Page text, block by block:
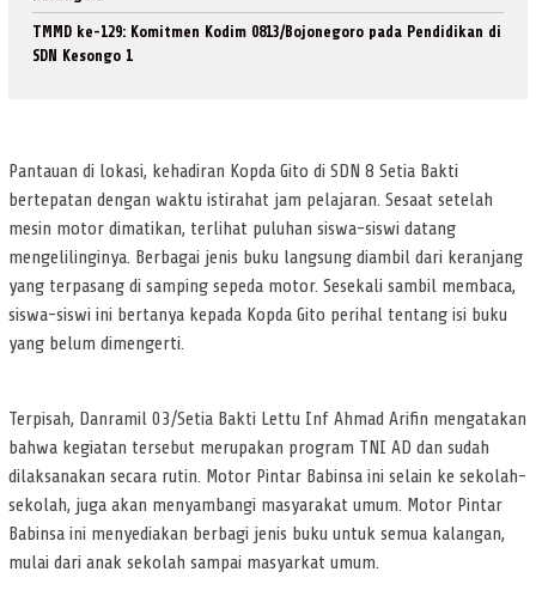
TMMD ke-129: Komitmen Kodim 0813/Bojonegoro pada Pendidikan di
SDN Kesongo 1
Pantauan di lokasi, kehadiran Kopda Gito di SDN 8 Setia Bakti
bertepatan dengan waktu istirahat jam pelajaran. Sesaat setelah
mesin motor dimatikan, terlihat puluhan siswa-siswi datang
mengelilinginya. Berbagai jenis buku langsung diambil dari keranjang
yang terpasang di samping sepeda motor. Sesekali sambil membaca,
siswa-siswi ini bertanya kepada Kopda Gito perihal tentang isi buku
yang belum dimengerti.
Terpisah, Danramil 03/Setia Bakti Lettu Inf Ahmad Arifin mengatakan
bahwa kegiatan tersebut merupakan program TNI AD dan sudah
dilaksanakan secara rutin. Motor Pintar Babinsa ini selain ke sekolah-
sekolah, juga akan menyambangi masyarakat umum. Motor Pintar
Babinsa ini menyediakan berbagi jenis buku untuk semua kalangan,
mulai dari anak sekolah sampai masyarkat umum.